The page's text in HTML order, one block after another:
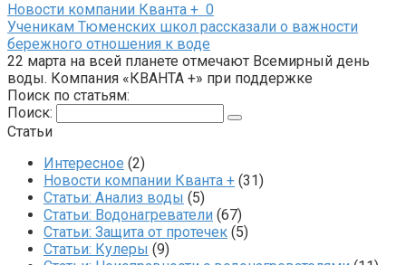
Новости компании Кванта + 0
Ученикам Тюменских школ рассказали о важности
бережного отношения к воде
22 марта на всей планете отмечают Всемирный день
воды. Компания «КВАНТА +» при поддержке
Поиск по статьям:
Поиск:
Статьи
Интересное (2)
Новости компании Кванта + (31)
Статьи: Анализ воды (5)
Статьи: Водонагреватели (67)
Статьи: Защита от протечек (5)
Статьи: Кулеры (9)